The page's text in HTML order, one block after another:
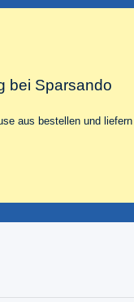
bei Sparsando
aus bestellen und liefern